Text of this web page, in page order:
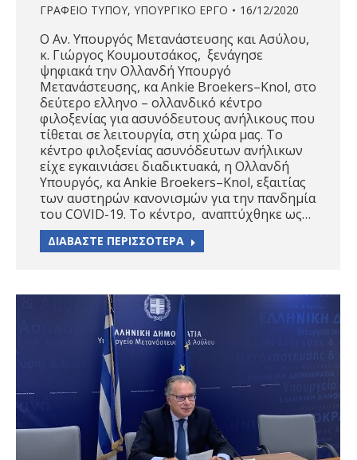
ΓΡΑΦΕΙΟ ΤΥΠΟΥ, ΥΠΟΥΡΓΙΚΟ ΕΡΓΟ 16/12/2020
Ο Αν. Υπουργός Μετανάστευσης και Ασύλου,
κ. Γιώργος Κουμουτσάκος, ξενάγησε
ψηφιακά την Ολλανδή Υπουργό
Μετανάστευσης, κα Ankie Broekers–Knol, στο
δεύτερο ελληνο – ολλανδικό κέντρο
φιλοξενίας για ασυνόδευτους ανήλικους που
τίθεται σε λειτουργία, στη χώρα μας. Το
κέντρο φιλοξενίας ασυνόδευτων ανήλικων
είχε εγκαινιάσει διαδικτυακά, η Ολλανδή
Υπουργός, κα Ankie Broekers–Knol, εξαιτίας
των αυστηρών κανονισμών για την πανδημία
του COVID-19. Το κέντρο, αναπτύχθηκε ως…
ΔΙΑΒΑΣΤΕ ΠΕΡΙΣΣΟΤΕΡΑ